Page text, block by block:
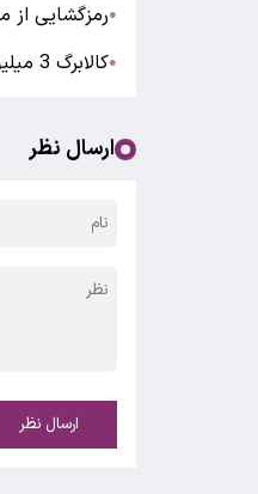
●رمزگشایی از
●کالابرگ 3 میلیونی برای خرداد ماه در راه است؟
ارسال نظر
ارسال نظر